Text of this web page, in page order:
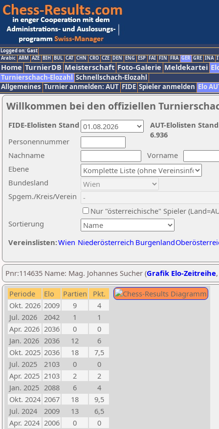
Logged on: Gast
Arabic ARM AZE BIH BUL CAT CHN CRO CZE DEN ENG ESP FAI FIN FRA GER GRE INA
Home TurnierDB Meisterschaft Foto-Galerie Meldekartei
Turnierschach-Elozahl Schnellschach-Elozahl
Allgemeines Turnier anmelden: AUT FIDE Spieler anmelden Elo
Willkommen bei den offiziellen
Nachname
Vorname
Ebene
Sortierung
Personennummer
Bundesland
Spgem./Kreis/Verein
Nur "österreichische" Spieler
Vereinslisten:Wien Niederösterreich Burgenland
AUT-Elolisten
6.936
FIDE-Elolisten Stand
Pnr:114635 Name: Mag. Johannes Sucher (Grafik Elo-Zeitreihe
Periode Elo Partien
Pkt.
Okt. 2026 2009 9
4
Jul. 2026
2042 1
1
Apr. 2026 2036 0
0
Jan. 2026 2036 12
6
Okt. 2025 2036 18
7,5
Jul. 2025
2103 0
0
Apr. 2025 2103 2
2
Jan. 2025 2088 6
4
Okt. 2024 2067 18
9,5
Jul. 2024
2009 13
6,5
Apr. 2024 2006 0
0